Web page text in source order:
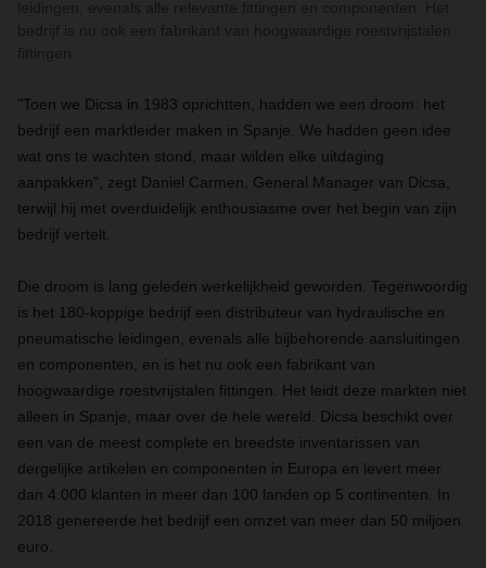
"Toen we Dicsa in 1983 oprichtten, hadden we een droom: het
bedrijf een marktleider maken in Spanje. We hadden geen idee
wat ons te wachten stond, maar wilden elke uitdaging
aanpakken", zegt Daniel Carmen, General Manager van Dicsa,
terwijl hij met overduidelijk enthousiasme over het begin van zijn
bedrijf vertelt.
Die droom is lang geleden werkelijkheid geworden. Tegenwoordig
is het 180-koppige bedrijf een distributeur van hydraulische en
pneumatische leidingen, evenals alle bijbehorende aansluitingen
en componenten, en is het nu ook een fabrikant van
hoogwaardige roestvrijstalen fittingen. Het leidt deze markten niet
alleen in Spanje, maar over de hele wereld. Dicsa beschikt over
een van de meest complete en breedste inventarissen van
dergelijke artikelen en componenten in Europa en levert meer
dan 4.000 klanten in meer dan 100 landen op 5 continenten. In
2018 genereerde het bedrijf een omzet van meer dan 50 miljoen
euro.